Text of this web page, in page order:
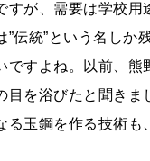
が、需要は学校
伝統”という名しか
すよね。以前、
を浴びたと聞き
る玉鋼を作る技術